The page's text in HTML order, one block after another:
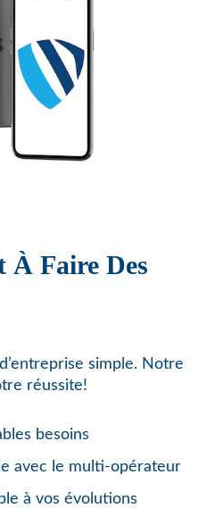
À Faire Des
simple. Notre
réussite!
besoins
avec le multi-opérateur
à vos évolutions